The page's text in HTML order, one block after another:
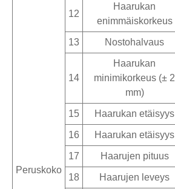
Peruskoko
12
Haarukan
enimmäiskorkeus
13 Nostohalvaus
14
Haarukan
minimikorkeus (± 2
mm)
15 Haarukan etäisyys
16 Haarukan etäisyys
17 Haarujen pituus
18 Haarujen leveys